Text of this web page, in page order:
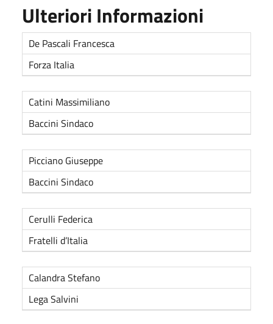
Ulteriori Informazioni
De Pascali Francesca
Forza Italia
Catini Massimiliano
Baccini Sindaco
Picciano Giuseppe
Baccini Sindaco
Cerulli Federica
Fratelli d’Italia
Calandra Stefano
Lega Salvini